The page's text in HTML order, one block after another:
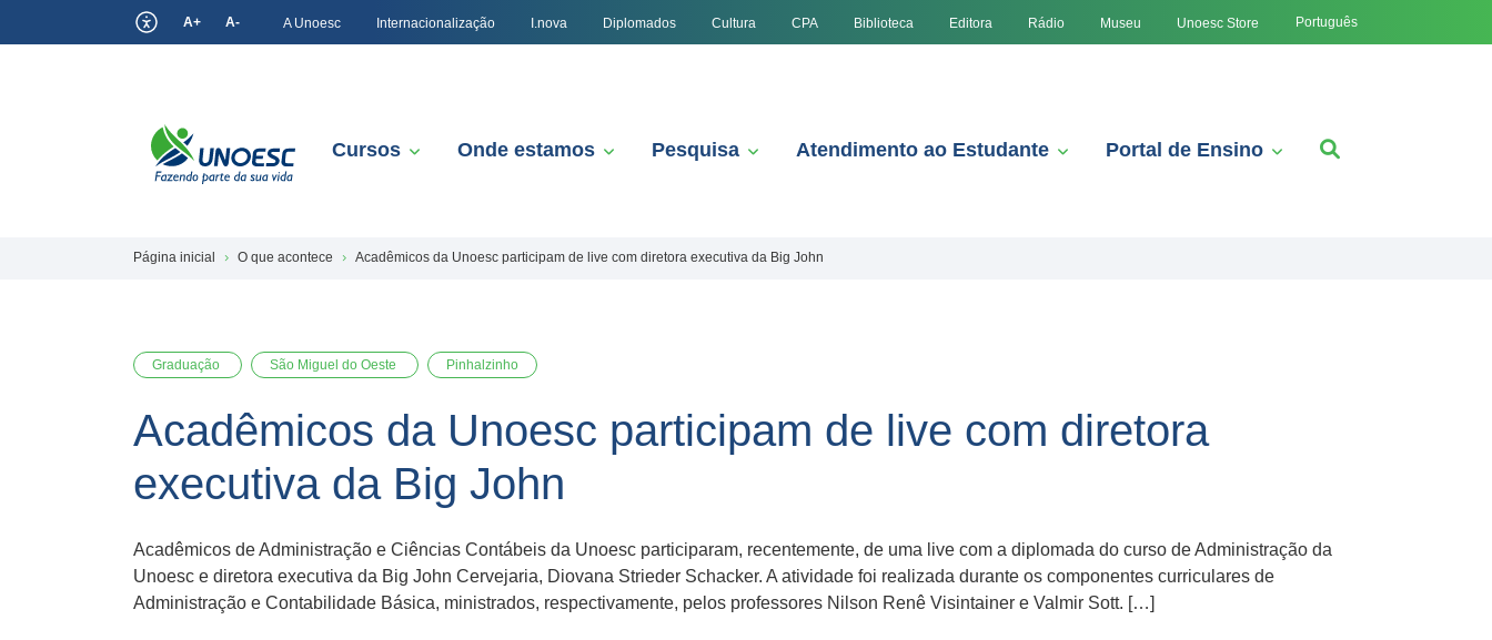
A+ A- A Unoesc Internacionalização I.nova Diplomados Cultura CPA Biblioteca Editora Rádio Museu Unoesc Store Português
Cursos Onde estamos Pesquisa Atendimento ao Estudante Portal de Ensino
Página inicial O que acontece Acadêmicos da Unoesc participam de live com diretora executiva da Big John
Graduação São Miguel do Oeste Pinhalzinho
Acadêmicos da Unoesc participam de live com diretora
executiva da Big John
Acadêmicos de Administração e Ciências Contábeis da Unoesc participaram, recentemente, de uma live com a diplomada do curso de Administração da
Unoesc e diretora executiva da Big John Cervejaria, Diovana Strieder Schacker. A atividade foi realizada durante os componentes curriculares de
Administração e Contabilidade Básica, ministrados, respectivamente, pelos professores Nilson Renê Visintainer e Valmir Sott. […]